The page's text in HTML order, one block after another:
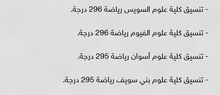
- تنسيق كلية علوم السويس رياضة 296 درجة.
- تنسيق كلية علوم الفيوم رياضة 296 درجة.
- تنسيق كلية علوم أسوان رياضة 295 درجة.
- تنسيق كلية علوم بني سويف رياضة 295 درجة.